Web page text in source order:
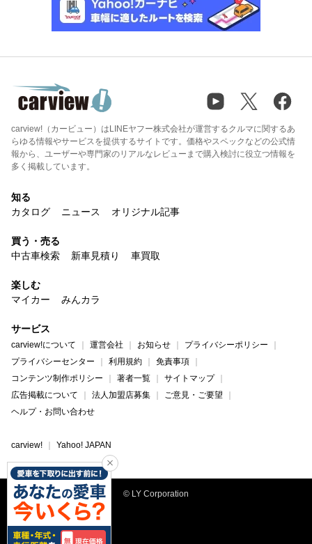
carview!（カービュー）はLINEヤフー株式会社が運営するクルマに関するあ
らゆる情報やサービスを提供するサイトです。価格やスペックなどの公式情
報から、ユーザーや専門家のリアルなレビューまで購入検討に役立つ情報を
多く掲載しています。
知る
カタログ
ニュース オリジナル記事
買う・売る
中古車検索
新車見積り 車買取
楽しむ
マイカー
みんカラ
サービス
carview!について 運営会社 お知らせ
プライバシーポリシー
プライバシーセンター
利用規約
免責事項
コンテンツ制作ポリシー
著者一覧
サイトマップ
広告掲載について
法人加盟店募集
ご意見・ご要望
ヘルプ・お問い合わせ
carview! Yahoo! JAPAN
© LY Corporation